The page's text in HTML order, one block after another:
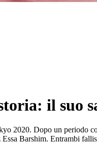
il suo
2020. Dopo un periodo
Barshim. Entrambi